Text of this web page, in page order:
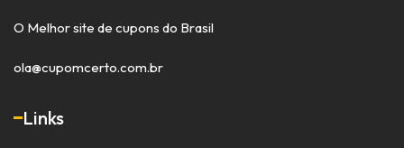
O Melhor site de cupons do Brasil
ola@cupomcerto.com.br
Links